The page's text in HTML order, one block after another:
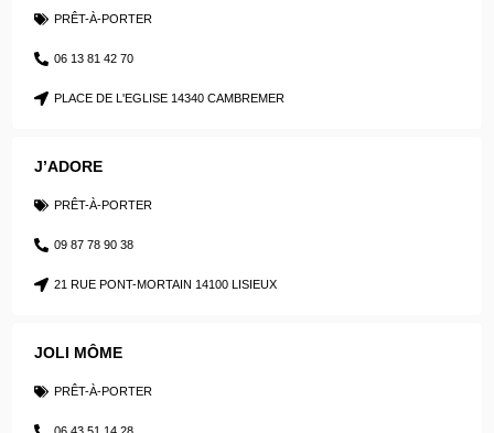
PRÊT-À-PORTER
06 13 81 42 70
PLACE DE L'EGLISE 14340 CAMBREMER
J’ADORE
PRÊT-À-PORTER
09 87 78 90 38
21 RUE PONT-MORTAIN 14100 LISIEUX
JOLI MÔME
PRÊT-À-PORTER